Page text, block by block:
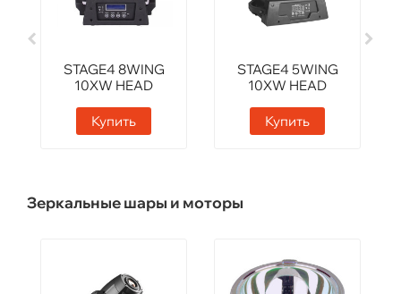
STAGE4 8WING
10XW HEAD
Купить
STAGE4 5WING
10XW HEAD
Купить
Зеркальные шары и моторы